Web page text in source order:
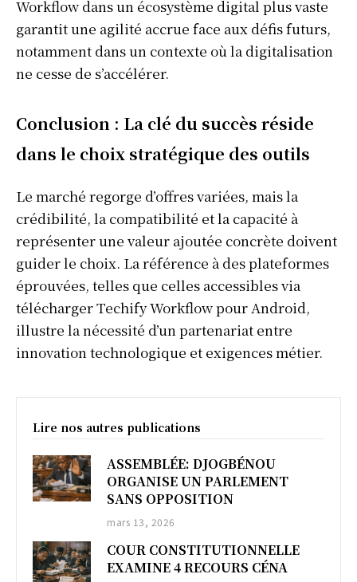
Info Du Net
S’abonner pour plus de contenus
Plan du site
Afrique
Amériques
Asie
Workflow dans un écosystème digital plus vaste
garantit une agilité accrue face aux défis futurs,
notamment dans un contexte où la digitalisation
ne cesse de s’accélérer.
Conclusion : La clé du succès réside
dans le choix stratégique des outils
Le marché regorge d’offres variées, mais la
crédibilité, la compatibilité et la capacité à
représenter une valeur ajoutée concrète doivent
guider le choix. La référence à des plateformes
éprouvées, telles que celles accessibles via
télécharger Techify Workflow pour Android,
illustre la nécessité d’un partenariat entre
innovation technologique et exigences métier.
Lire nos autres publications
ASSEMBLÉE: DJOGBÉNOU
ORGANISE UN PARLEMENT
SANS OPPOSITION
mars 13, 2026
COUR CONSTITUTIONNELLE
EXAMINE 4 RECOURS CÉNA